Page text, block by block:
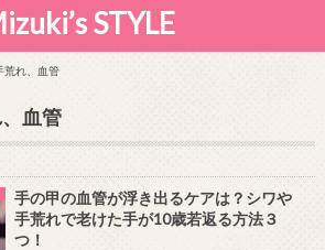
STYLE
荒れ、血管
血管
手の甲の血管が浮き出るケアは？シワや
手荒れで老けた手が10歳若返る方法３
つ！